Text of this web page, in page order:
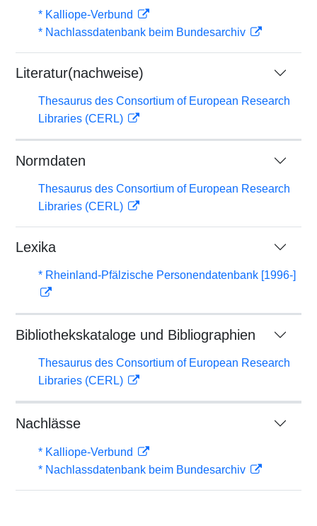
* Kalliope-Verbund
* Nachlassdatenbank beim Bundesarchiv
Literatur(nachweise)
Thesaurus des Consortium of European Research
Libraries (CERL)
Normdaten
Thesaurus des Consortium of European Research
Libraries (CERL)
Lexika
* Rheinland-Pfälzische Personendatenbank [1996-]
Bibliothekskataloge und Bibliographien
Thesaurus des Consortium of European Research
Libraries (CERL)
Nachlässe
* Kalliope-Verbund
* Nachlassdatenbank beim Bundesarchiv